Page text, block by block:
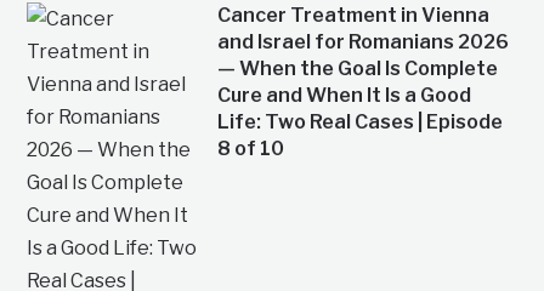
Cancer Treatment in Vienna
and Israel for Romanians 2026
— When the Goal Is Complete
Cure and When It Is a Good
Life: Two Real Cases | Episode
8 of 10